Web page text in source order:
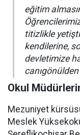
eğitim
titizlikle
kendilerine,
devletimize
Okul
Mezuniyet
Meslek